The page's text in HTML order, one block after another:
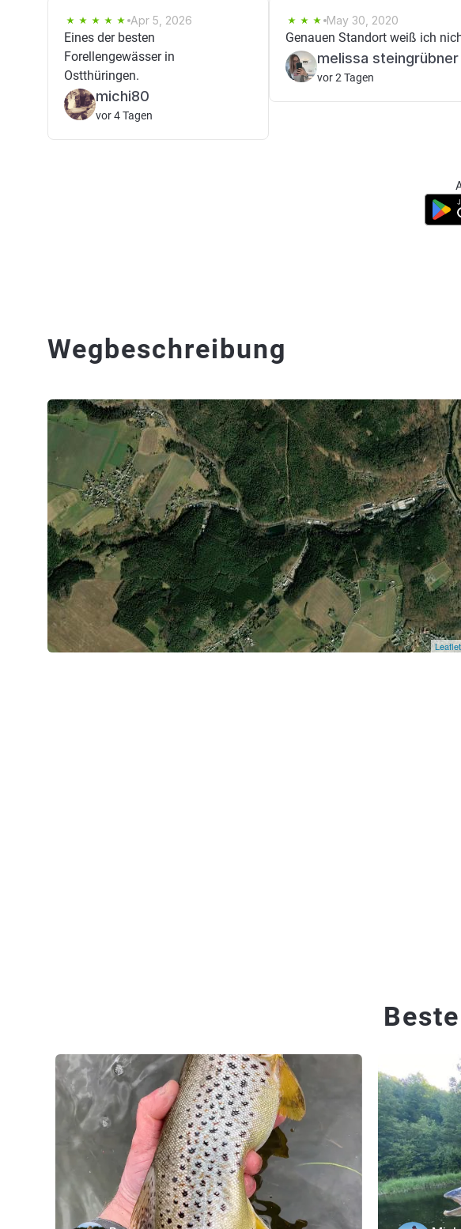
Apr 5, 2026
Eines der besten
Forellengewässer in
Ostthüringen.
michi80
vor 4 Tagen
May 30, 2020
Genauen Standort weiß ich
melissa steingrübner
vor 2 Tagen
Wegbeschreibung
Leaflet